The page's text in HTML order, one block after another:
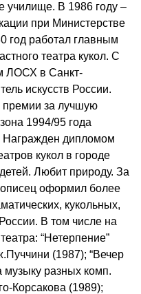
училище. В 1986 году –
при Министерстве
год работал главным
театра кукол. С
ЛОСХ в Санкт-
искусств России.
премии за лучшую
1994/95 года
Награжден дипломом
кукол в городе
Любит природу. За
оформил более
кукольных,
В том числе на
“Нетерпение”
(1987); “Вечер
музыку разных комп.
Корсакова (1989);